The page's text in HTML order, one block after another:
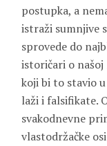
postupka, a
istraži sumnjive
sprovede do
istoričari o
koji bi to stavio
laži i falsifikate.
svakodnevne
vlastodržačke